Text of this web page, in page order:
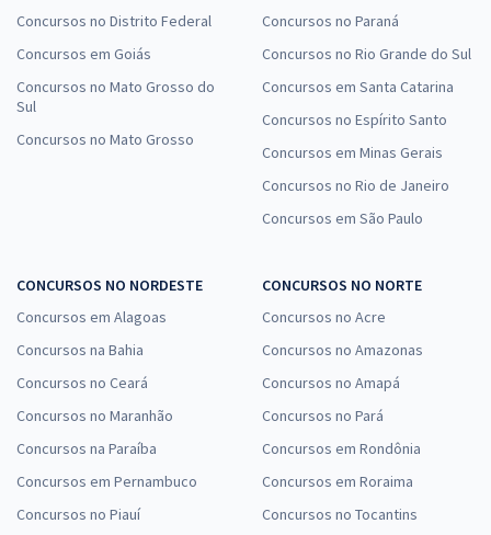
Concursos no Distrito Federal
Concursos em Goiás
Concursos no Mato Grosso do
Sul
Concursos no Mato Grosso
Concursos no Paraná
Concursos no Rio Grande do Sul
Concursos em Santa Catarina
Concursos no Espírito Santo
Concursos em Minas Gerais
Concursos no Rio de Janeiro
Concursos em São Paulo
CONCURSOS NO NORDESTE
Concursos em Alagoas
Concursos na Bahia
Concursos no Ceará
Concursos no Maranhão
Concursos na Paraíba
Concursos em Pernambuco
Concursos no Piauí
CONCURSOS NO NORTE
Concursos no Acre
Concursos no Amazonas
Concursos no Amapá
Concursos no Pará
Concursos em Rondônia
Concursos em Roraima
Concursos no Tocantins